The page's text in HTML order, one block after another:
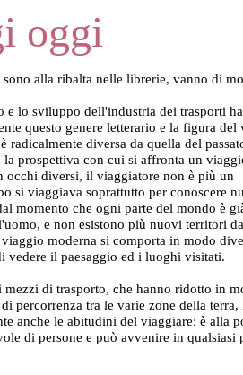
oggi
alla ribalta nelle librerie, vanno di
e lo sviluppo dell'industria dei trasporti
questo genere letterario e la figura del
radicalmente diversa da quella del
la prospettiva con cui si affronta un
occhi diversi, il viaggiatore non è più un
si viaggiava soprattutto per conoscere
momento che ogni parte del mondo è
e non esistono più nuovi territori
moderna si comporta in modo
vedere il paesaggio ed i luoghi visitati.
di trasporto, che hanno ridotto in
percorrenza tra le varie zone della terra,
anche le abitudini del viaggiare: è alla
di persone e può avvenire in qualsiasi